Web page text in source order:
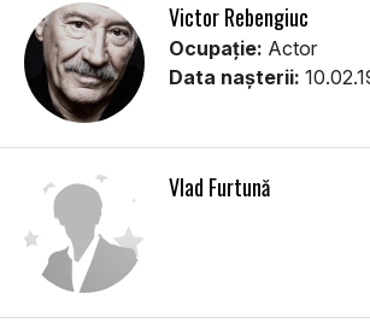
Victor Rebengiuc
Ocupație: Actor
Data nașterii:
Vlad Furtună